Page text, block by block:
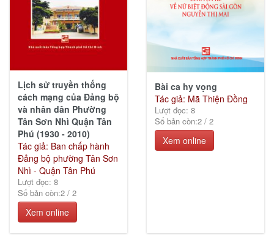
Lịch sử truyền thống
cách mạng của Đảng bộ
và nhân dân Phường
Tân Sơn Nhì Quận Tân
Phú (1930 - 2010)
Tác giả: Ban chấp hành
Đảng bộ phường Tân Sơn
Nhì - Quận Tân Phú
Lượt đọc: 8
Số bản còn:2/2
Xem online
Bài ca hy vọng
Tác giả: Mã Thiện Đồng
Lượt đọc: 8
Số bản còn:2/2
Xem online